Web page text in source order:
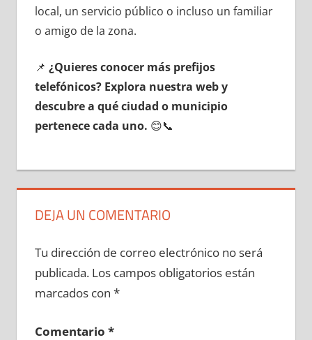
local, un servicio público ο incluso un familiar
ο amigo dе la zona.
📌 ¿Quieres conocer mа́s prefijos
telefónicos? Explora nuestra web у
descubre а qué ciudad ο municipio
pertenece cada uno. 😊📞
DEJA UN COMENTARIO
Tu dirección de correo electrónico no será
publicada. Los campos obligatorios están
marcados con *
Comentario *